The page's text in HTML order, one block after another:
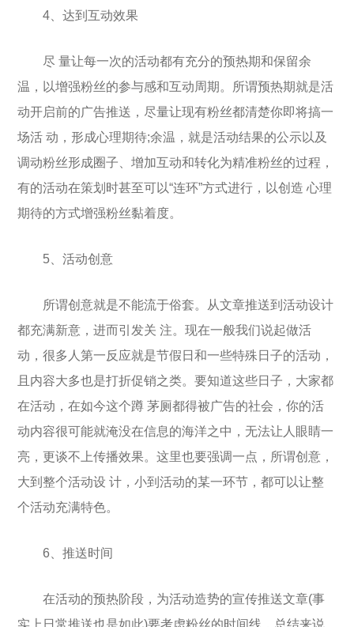
4、达到互动效果
尽 量让每一次的活动都有充分的预热期和保留余
温，以增强粉丝的参与感和互动周期。所谓预热期就是活
动开启前的广告推送，尽量让现有粉丝都清楚你即将搞一
场活 动，形成心理期待;余温，就是活动结果的公示以及
调动粉丝形成圈子、增加互动和转化为精准粉丝的过程，
有的活动在策划时甚至可以“连环”方式进行，以创造 心理
期待的方式增强粉丝黏着度。
5、活动创意
所谓创意就是不能流于俗套。从文章推送到活动设计
都充满新意，进而引发关 注。现在一般我们说起做活
动，很多人第一反应就是节假日和一些特殊日子的活动，
且内容大多也是打折促销之类。要知道这些日子，大家都
在活动，在如今这个蹲 茅厕都得被广告的社会，你的活
动内容很可能就淹没在信息的海洋之中，无法让人眼睛一
亮，更谈不上传播效果。这里也要强调一点，所谓创意，
大到整个活动设 计，小到活动的某一环节，都可以让整
个活动充满特色。
6、推送时间
在活动的预热阶段，为活动造势的宣传推送文章(事
实上日常推送也是如此)要考虑粉丝的时间线，总结来说